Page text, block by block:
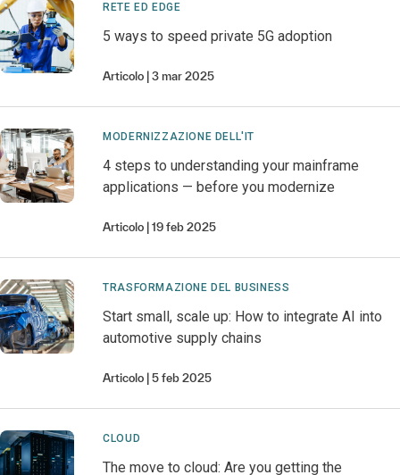
RETE ED EDGE
5 ways to speed private 5G adoption
Articolo 3 mar 2025
MODERNIZZAZIONE DELL'IT
4 steps to understanding your mainframe
applications — before you modernize
Articolo 19 feb 2025
TRASFORMAZIONE DEL BUSINESS
Start small, scale up: How to integrate AI into
automotive supply chains
Articolo 5 feb 2025
CLOUD
The move to cloud: Are you getting the